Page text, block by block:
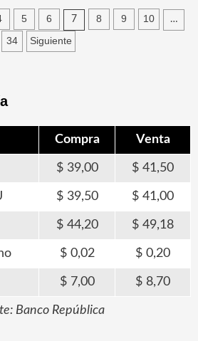
5 6 7 8 9 10 …
34 Siguiente
Compra Venta
39,00 41,50
39,50 41,00
44,20 49,18
0,02 0,20
7,00 8,70
Banco República